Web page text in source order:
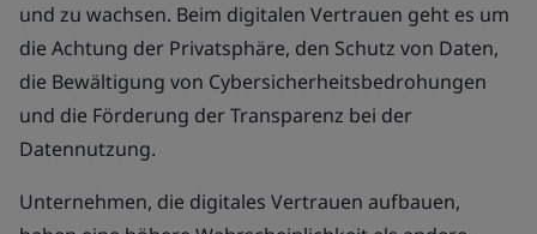
und zu wachsen. Beim digitalen Vertrauen geht es um
die Achtung der Privatsphäre, den Schutz von Daten,
die Bewältigung von Cybersicherheitsbedrohungen
und die Förderung der Transparenz bei der
Datennutzung.
Unternehmen, die digitales Vertrauen aufbauen,